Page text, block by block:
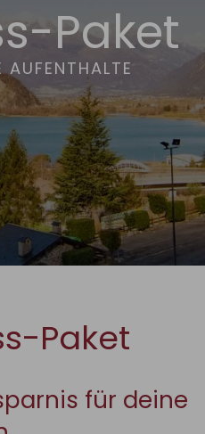
Paket
AUFENTHALTE
Paket
für deine